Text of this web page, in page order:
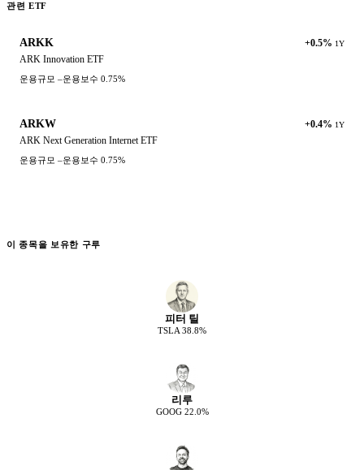
관련 ETF
ARKK +0.5% 1Y
ARK Innovation ETF
운용규모 –운용보수 0.75%
ARKW +0.4% 1Y
ARK Next Generation Internet ETF
운용규모 –운용보수 0.75%
이 종목을 보유한 구루
피터 틸
TSLA 38.8%
리루
GOOG 22.0%